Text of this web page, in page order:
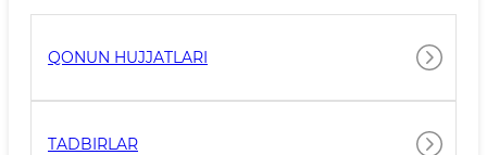
QONUN HUJJATLARI
TADBIRLAR